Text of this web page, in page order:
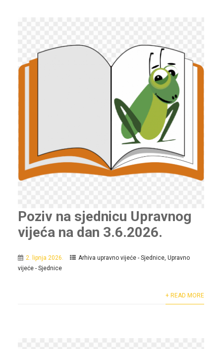
Poziv na sjednicu Upravnog
vijeća na dan 3.6.2026.
2. lipnja 2026. Arhiva upravno vijeće - Sjednice, Upravno
vijeće - Sjednice
+ READ MORE